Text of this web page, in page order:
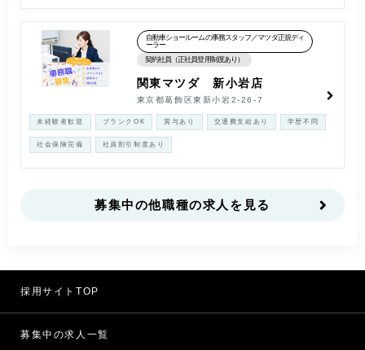
自動車ショールームの事務スタッフ／マツダ正規ディ
ーラー
契約社員（正社員登用制度あり）
関東マツダ 新小岩店
東京都葛飾区東新小岩2-26-7
未経験者歓迎 ブランクOK 賞与あり 交通費支給あり 学歴不問
社会保険完備 社員割引制度あり
募集中の他職種の求人を見る
採用サイトTOP
募集中の求人一覧